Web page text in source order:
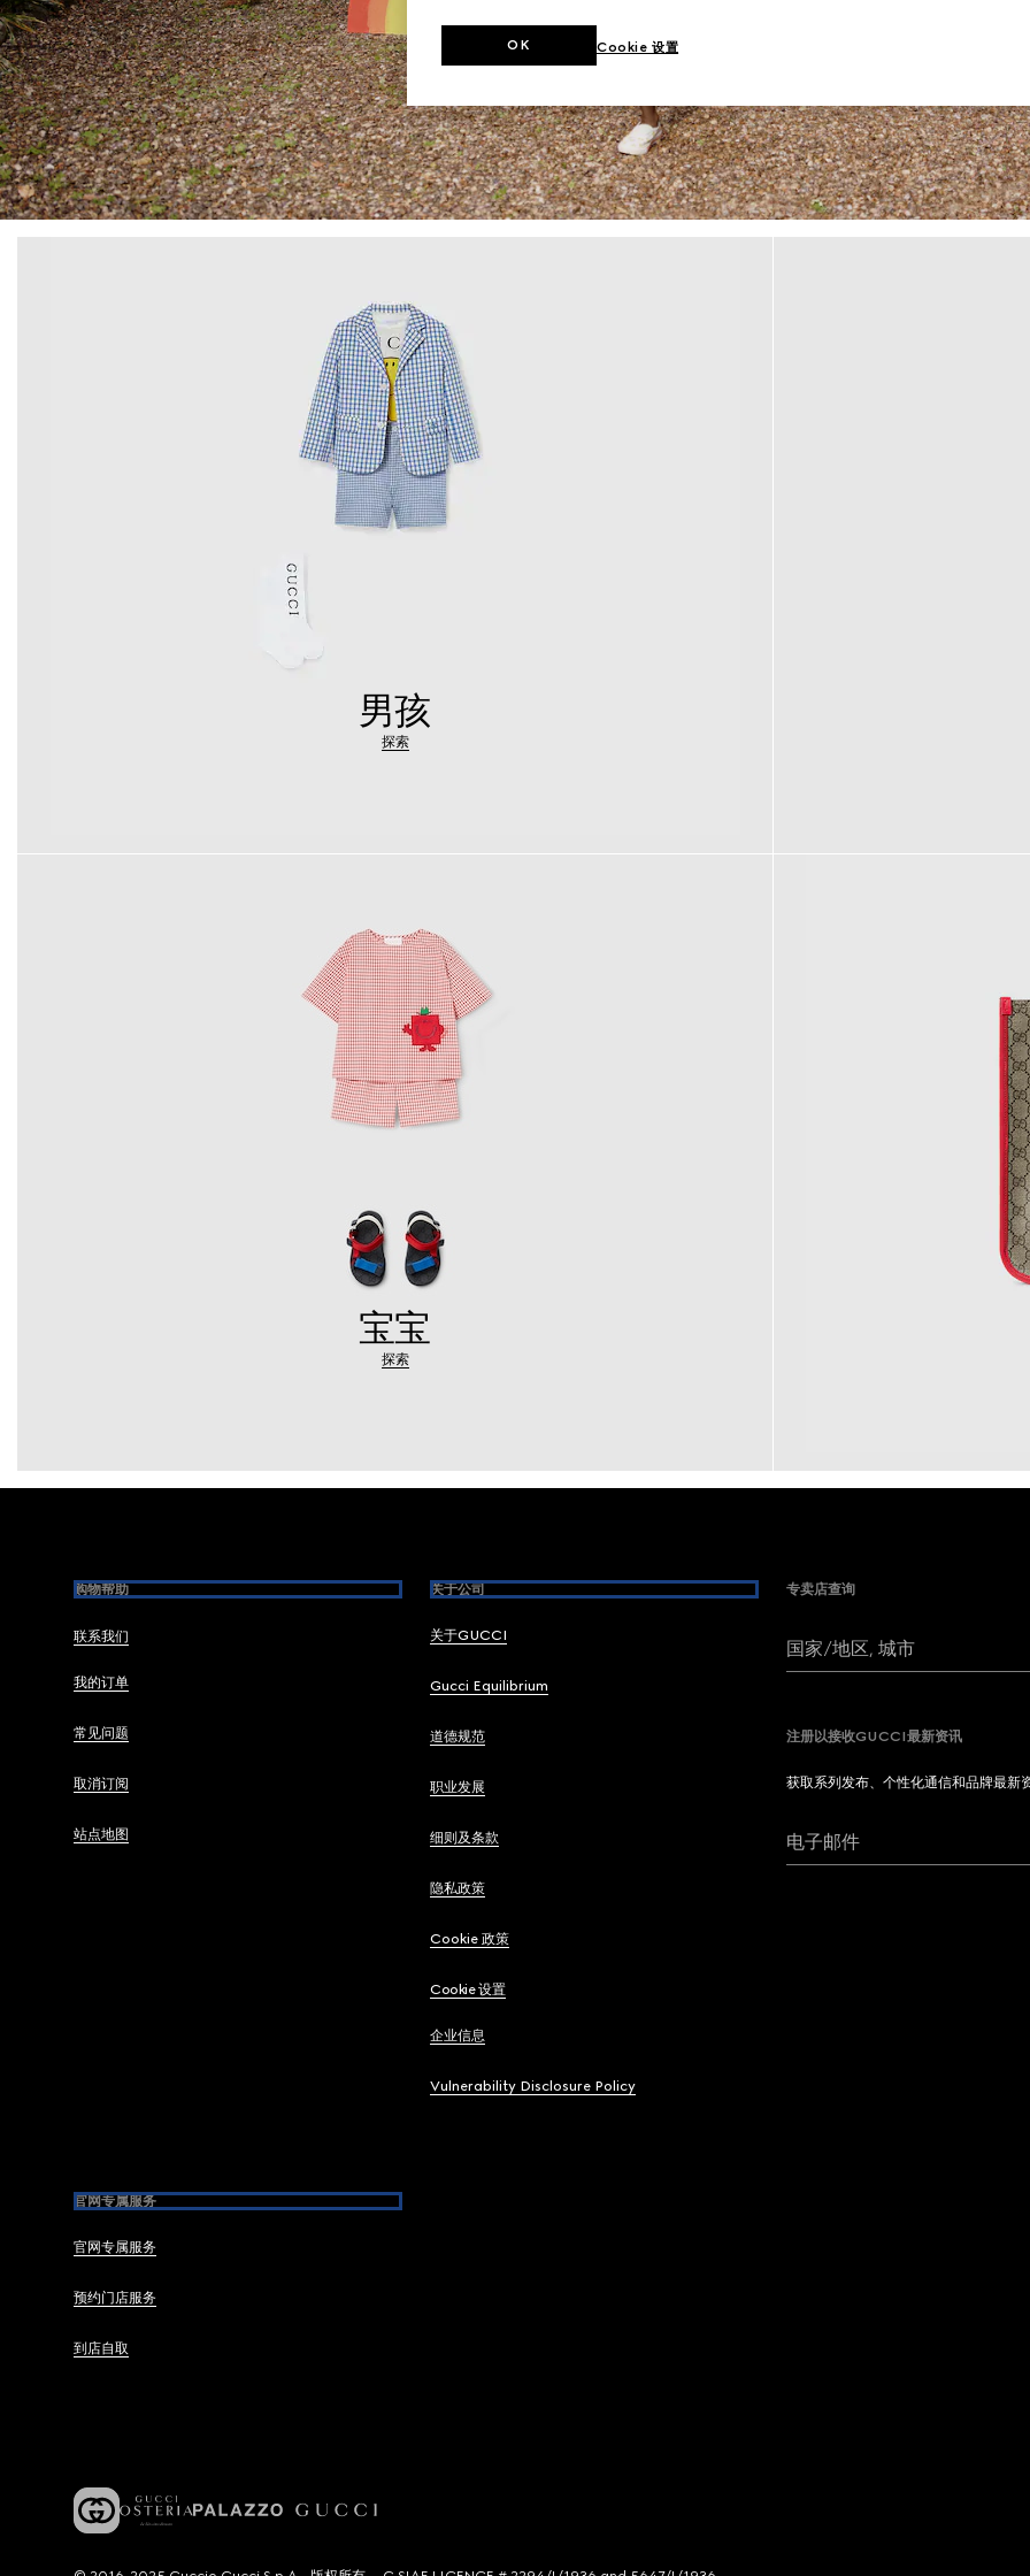
男孩
探索
宝宝
探索
Footer
购物帮助
联系我们
我的订单
常见问题
取消订阅
站点地图
关于公司
关于GUCCI
Gucci Equilibrium
道德规范
职业发展
细则及条款
隐私政策
Cookie 政策
Cookie 设置
企业信息
Vulnerability Disclosure Policy
官网专属服务
官网专属服务
预约门店服务
到店自取
专卖店查询
国家/地区, 城市
注册以接收GUCCI最新资讯
获取系列发布、个性化通信和品牌最新
电子邮件
Cookie 设置
OK